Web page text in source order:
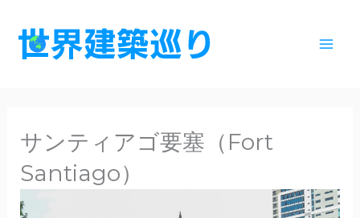
サンティアゴ要塞（Fort
Santiago）